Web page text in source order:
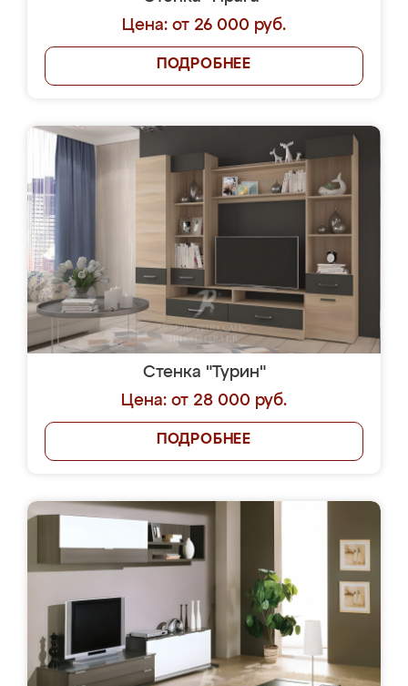
Цена: от 26 000 руб.
ПОДРОБНЕЕ
Стенка "Турин"
Цена: от 28 000 руб.
ПОДРОБНЕЕ